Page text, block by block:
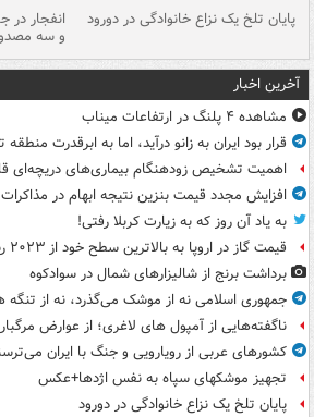
پایان تلخ یک نزاع خانوادگی در دورود
و سه
آخرین اخبار
مشاهده ۴ پلنگ در ارتفاعات میناب
قرار بود ایران به زانو درآید، اما به ابرقدرت
اهمیت تشخیص زودهنگام بیماری‌های دریچه‌ای
افزایش مجدد قیمت بنزین نتیجه ابهام در مذاکرات
به یاد آن روز که به زیارت کربلا رفتی!
قیمت گاز در اروپا به بالاترین سطح خود از ۲۰۲۳ رسید
برداشت برنج از شالیزارهای شمال در سوادکوه
جمهوری اسلامی نه از موشک می‌گذرد، نه از تنگه
ناگفته‌هایی از آمپول های لاغری؛ از عوارض مرگبار
کشورهای عربی از رویارویی و جنگ با ایران
تجهیز موشکهای سپاه به نفس اژدها+عکس
پایان تلخ یک نزاع خانوادگی در دورود